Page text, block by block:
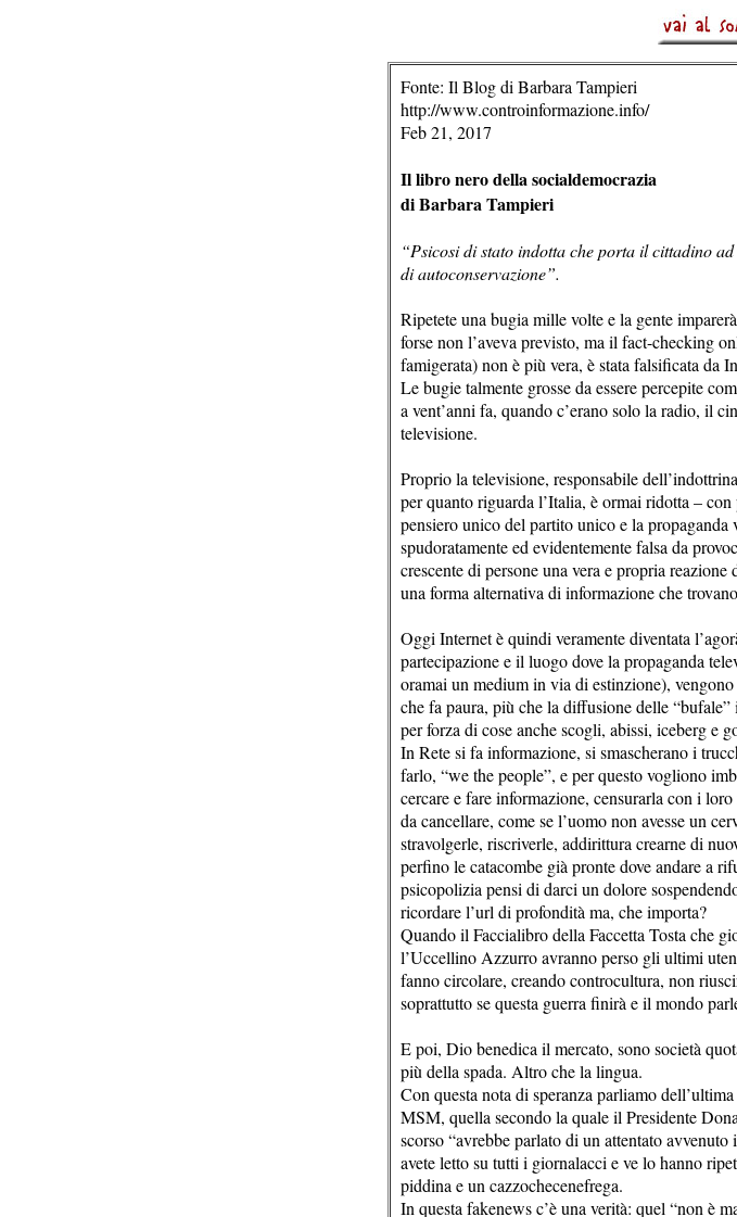
Fonte: Il Blog di Barbara Tampieri
http://www.controinformazione.info/
Feb 21, 2017
Il libro nero della socialdemocrazia
di Barbara Tampieri
“Psicosi di stato indotta che porta il cittadino
di autoconservazione”.
Ripetete una bugia mille volte e la gente
forse non l’aveva previsto, ma il fact-checking
famigerata) non è più vera, è stata falsificata da
Le bugie talmente grosse da essere percepite
a vent’anni fa, quando c’erano solo la radio, il
televisione.
Proprio la televisione, responsabile
per quanto riguarda l’Italia, è ormai ridotta –
pensiero unico del partito unico e la
spudoratamente ed evidentemente falsa da
crescente di persone una vera e propria
una forma alternativa di informazione che
Oggi Internet è quindi veramente diventata
partecipazione e il luogo dove la propaganda
oramai un medium in via di estinzione),
che fa paura, più che la diffusione delle
per forza di cose anche scogli, abissi, iceberg e
In Rete si fa informazione, si smascherano i
farlo, “we the people”, e per questo vogliono
cercare e fare informazione, censurarla con i
da cancellare, come se l’uomo non avesse un
stravolgerle, riscriverle, addirittura crearne di
perfino le catacombe già pronte dove andare a
psicopolizia pensi di darci un dolore
ricordare l’url di profondità ma, che importa?
Quando il Faccialibro della Faccetta Tosta che
l’Uccellino Azzurro avranno perso gli ultimi
fanno circolare, creando controcultura, non
soprattutto se questa guerra finirà e il mondo
E poi, Dio benedica il mercato, sono società
più della spada. Altro che la lingua.
Con questa nota di speranza parliamo
MSM, quella secondo la quale il Presidente
scorso “avrebbe parlato di un attentato
avete letto su tutti i giornalacci e ve lo hanno
piddina e un cazzochecenefrega.
In questa fakenews c’è una verità: quel “non è